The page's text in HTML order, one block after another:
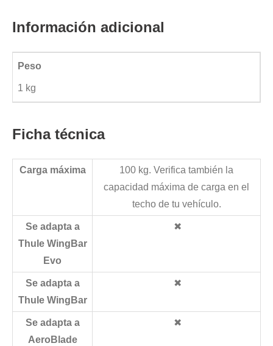
Información adicional
Peso
1 kg
Ficha técnica
Carga máxima
100 kg. Verifica también la
capacidad máxima de carga en el
techo de tu vehículo.
Se adapta a
Thule WingBar
Evo
✖
Se adapta a
Thule WingBar
✖
Se adapta a
AeroBlade
✖